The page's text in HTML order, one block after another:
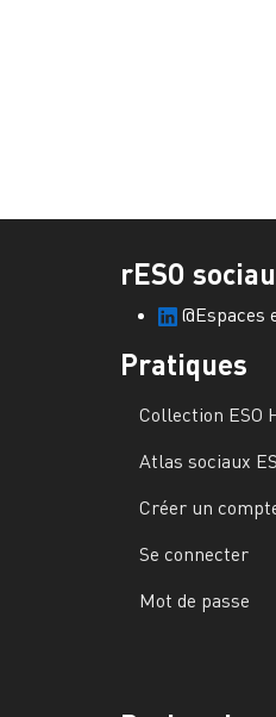
rESO
@Espaces
Pratiques
Collection ESO
Atlas sociaux
Créer un
Se connecter
Mot de passe